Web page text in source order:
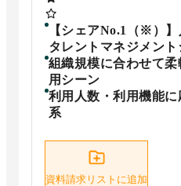
【シェアNo.1（※）
タレントマネジメント
組織規模に合わせて
用シーン
利用人数・利用機能
系
資料請求リストに追加